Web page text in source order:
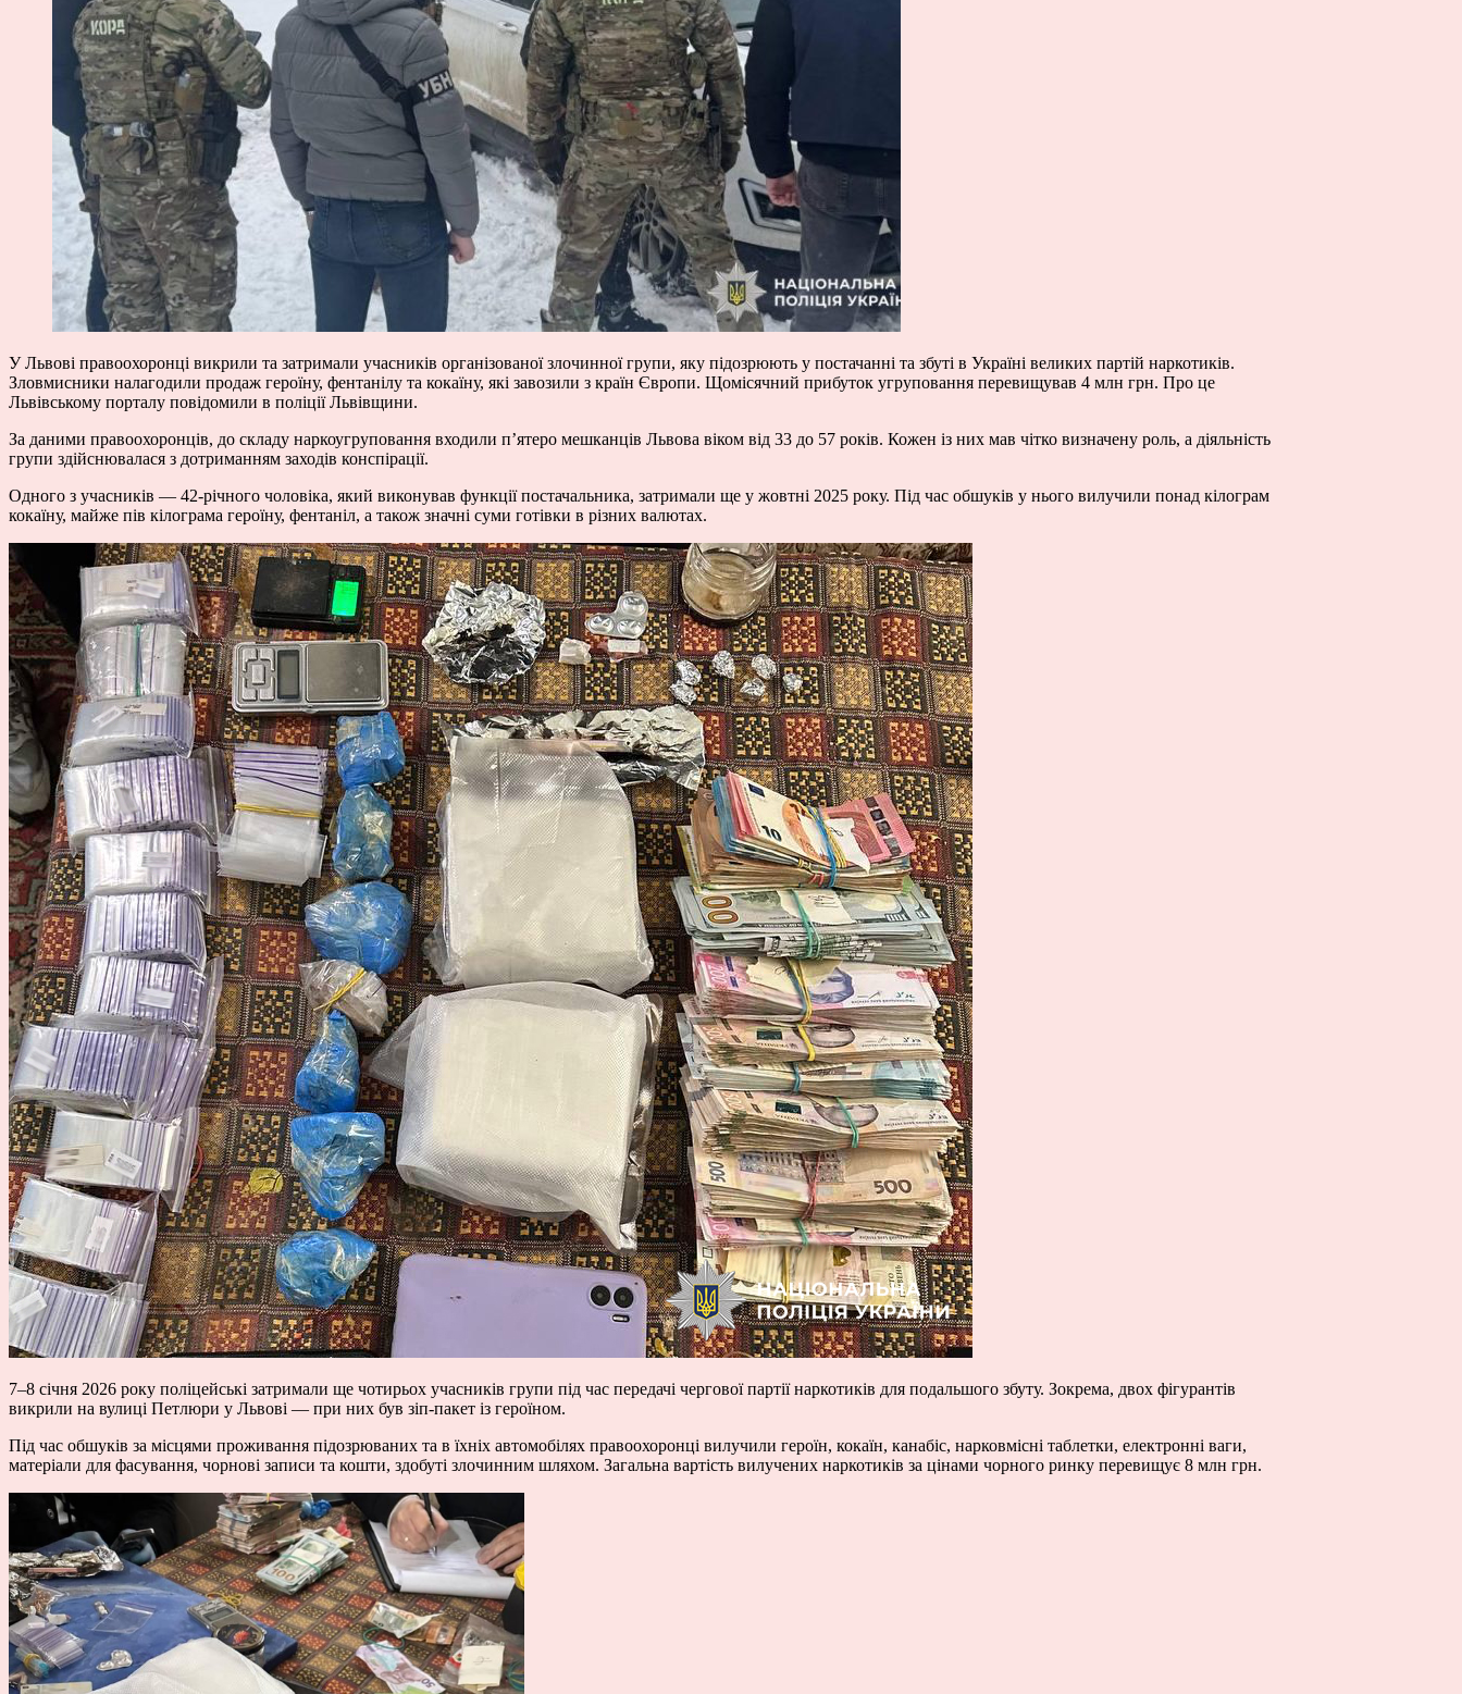
У Львові правоохоронці викрили та затримали учасників організованої злочинної групи, яку підозрюють у постачанні та збуті в Україні великих партій наркотиків.
Зловмисники налагодили продаж героїну, фентанілу та кокаїну, які завозили з країн Європи. Щомісячний прибуток угруповання перевищував 4 млн грн. Про це
Львівському порталу повідомили в поліції Львівщини.
За даними правоохоронців, до складу наркоугруповання входили п’ятеро мешканців Львова віком від 33 до 57 років. Кожен із них мав чітко визначену роль, а діяльність
групи здійснювалася з дотриманням заходів конспірації.
Одного з учасників — 42-річного чоловіка, який виконував функції постачальника, затримали ще у жовтні 2025 року. Під час обшуків у нього вилучили понад кілограм
кокаїну, майже пів кілограма героїну, фентаніл, а також значні суми готівки в різних валютах.
7–8 січня 2026 року поліцейські затримали ще чотирьох учасників групи під час передачі чергової партії наркотиків для подальшого збуту. Зокрема, двох фігурантів
викрили на вулиці Петлюри у Львові — при них був зіп-пакет із героїном.
Під час обшуків за місцями проживання підозрюваних та в їхніх автомобілях правоохоронці вилучили героїн, кокаїн, канабіс, нарковмісні таблетки, електронні ваги,
матеріали для фасування, чорнові записи та кошти, здобуті злочинним шляхом. Загальна вартість вилучених наркотиків за цінами чорного ринку перевищує 8 млн грн.